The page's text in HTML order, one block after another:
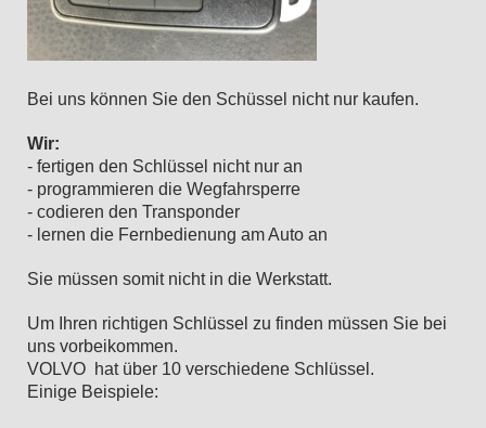
Bei uns können Sie den Schüssel nicht nur kaufen.
Wir:
- fertigen den Schlüssel nicht nur an
- programmieren die Wegfahrsperre
- codieren den Transponder
- lernen die Fernbedienung am Auto an
Sie müssen somit nicht in die Werkstatt.
Um Ihren richtigen Schlüssel zu finden müssen Sie bei
uns vorbeikommen.
VOLVO hat über 10 verschiedene Schlüssel.
Einige Beispiele: